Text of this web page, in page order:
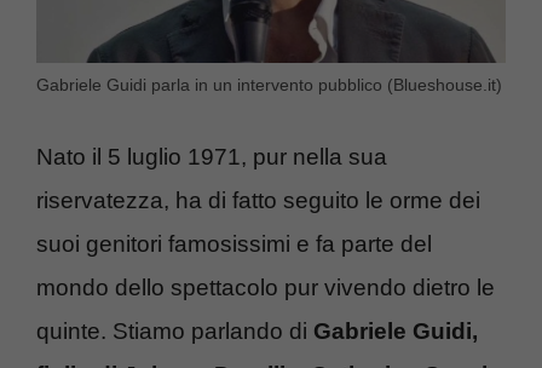
Gabriele Guidi parla in un intervento pubblico (Blueshouse.it)
Nato il 5 luglio 1971, pur nella sua
riservatezza, ha di fatto seguito le orme dei
suoi genitori famosissimi e fa parte del
mondo dello spettacolo pur vivendo dietro le
quinte. Stiamo parlando di Gabriele Guidi,